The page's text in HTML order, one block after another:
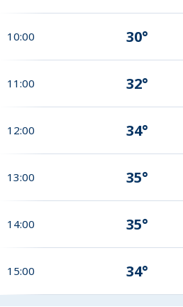
10:00 30°
11:00 32°
12:00 34°
13:00 35°
14:00 35°
15:00 34°